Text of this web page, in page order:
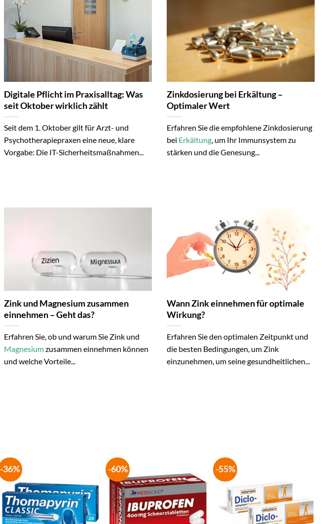
Digitale Pflicht im Praxisalltag: Was
seit Oktober wirklich zählt
Seit dem 1. Oktober gilt für Arzt- und
Psychotherapiepraxen eine neue, klare
Vorgabe: Die IT-Sicherheitsmaßnahmen...
Zinkdosierung bei Erkältung –
Optimaler Wert
Erfahren Sie die empfohlene Zinkdosierung
bei Erkältung, um Ihr Immunsystem zu
stärken und die Genesung...
Zink und Magnesium zusammen
einnehmen – Geht das?
Erfahren Sie, ob und warum Sie Zink und
Magnesiumzusammen einnehmen können
und welche Vorteile...
Wann Zink einnehmen für optimale
Wirkung?
Erfahren Sie den optimalen Zeitpunkt und
die besten Bedingungen, um Zink
einzunehmen, um seine gesundheitlichen...
-36% -60% -55%